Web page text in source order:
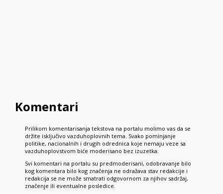
Komentari
Prilikom komentarisanja tekstova na portalu molimo vas da se
držite isključivo vazduhoplovnih tema. Svako pominjanje
politike, nacionalnih i drugih odrednica koje nemaju veze sa
vazduhoplovstvom biće moderisano bez izuzetka.
Svi komentari na portalu su predmoderisani, odobravanje bilo
kog komentara bilo kog značenja ne odražava stav redakcije i
redakcija se ne može smatrati odgovornom za njihov sadržaj,
značenje ili eventualne posledice.